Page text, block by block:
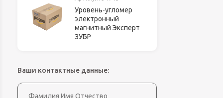
Уровень-угломер
электронный
магнитный Эксперт
ЗУБР
Ваши контактные данные: